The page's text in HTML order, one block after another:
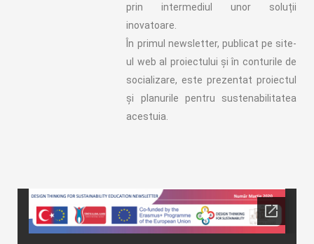
prin intermediul unor soluții
inovatoare.
În primul newsletter, publicat pe site-
ul web al proiectului și în conturile de
socializare, este prezentat proiectul
și planurile pentru sustenabilitatea
acestuia.